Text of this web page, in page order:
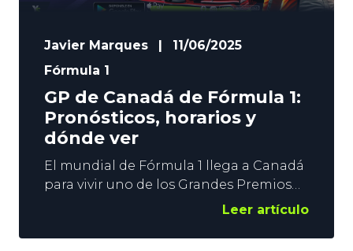
Javier Marques |
11/06/2025
Fórmula 1
GP de Canadá de Fórmula 1:
Pronósticos, horarios y
dónde ver
El mundial de Fórmula 1 llega a Canadá
para vivir uno de los Grandes Premios
más esperados por los fans. Un trazado
donde el espectáculo está asegurado.
Leer artículo